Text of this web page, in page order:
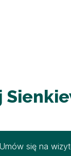
Umów się na